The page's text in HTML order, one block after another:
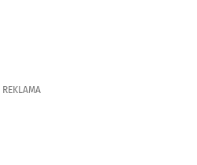
REKLAMA